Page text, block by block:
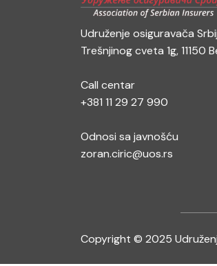
Udruženje osiguravača
Trešnjinog cveta 1g, 11150
Call centar
+381 11 29 27 990
Odnosi sa javnošću
zoran.ciric@uos.rs
Copyright © 2025